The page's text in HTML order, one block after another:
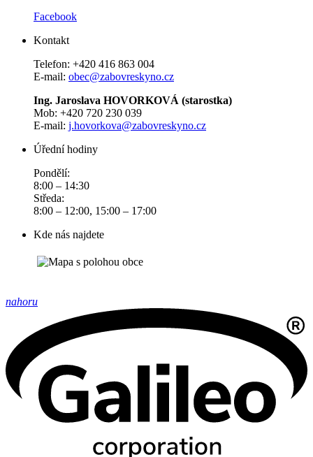
Facebook
Kontakt
Telefon: +420 416 863 004
E-mail: obec@zabovreskyno.cz
Ing. Jaroslava HOVORKOVÁ (starostka)
Mob: +420 720 230 039
E-mail: j.hovorkova@zabovreskyno.cz
Úřední hodiny
Pondělí:
8:00 – 14:30
Středa:
8:00 – 12:00, 15:00 – 17:00
Kde nás najdete
nahoru